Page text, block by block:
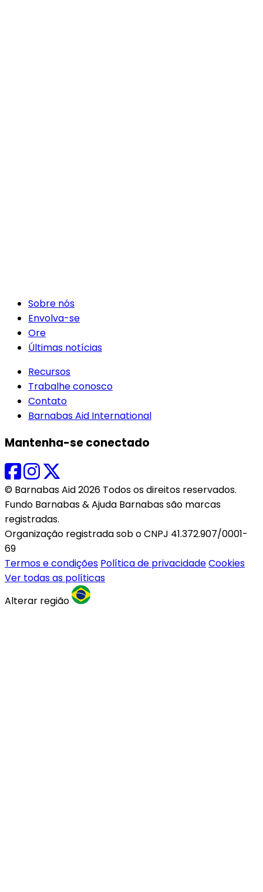
Sobre nós
Envolva-se
Ore
Últimas notícias
Recursos
Trabalhe conosco
Contato
Barnabas Aid International
Mantenha-se conectado
© Barnabas Aid 2026 Todos os direitos reservados.
Fundo Barnabas & Ajuda Barnabas são marcas
registradas.
Organização registrada sob o CNPJ 41.372.907/0001-
69
Termos e condições Política de privacidadeCookies
Ver todas as políticas
Alterar região